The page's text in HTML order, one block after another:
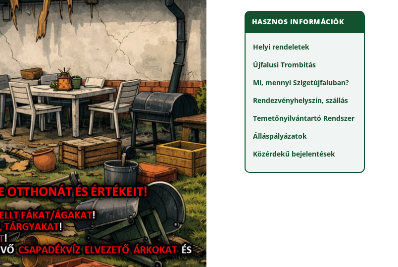
HASZNOS INFORMÁCIÓK
Helyi rendeletek
Újfalusi Trombitás
Mi, mennyi Szigetújfaluban?
Rendezvényhelyszín, szállás
Temetőnyilvántartó Rendszer
Álláspályázatok
Közérdekű bejelentések